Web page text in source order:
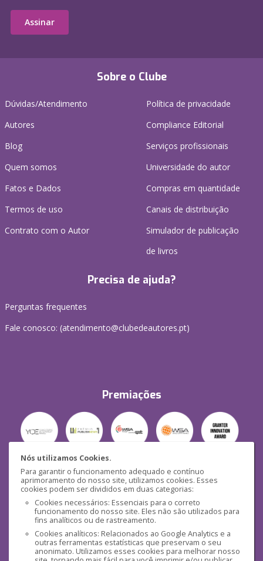
Nós utilizamos Cookies.
Para garantir o funcionamento adequado e contínuo
aprimoramento do nosso site, utilizamos cookies. Esses
cookies podem ser divididos em duas categorias:
Cookies necessários: Essenciais para o correto
funcionamento do nosso site. Eles não são utilizados para
fins analíticos ou de rastreamento.
Cookies analíticos: Relacionados ao Google Analytics e a
outras ferramentas estatísticas que preservam o seu
anonimato. Utilizamos esses cookies para melhorar nosso
Sobre o Clube
Dúvidas/Atendimento
Autores
Blog
Quem somos
Fatos e Dados
Termos de uso
Contrato com o Autor
Política de privacidade
Compliance Editorial
Serviços profissionais
Universidade do autor
Compras em quantidade
Canais de distribuição
Simulador de publicação
de livros
Precisa de ajuda?
Perguntas frequentes
Fale conosco: (atendimento@clubedeautores.pt)
Premiações
Segurança
Mídias Sociais
Assinar